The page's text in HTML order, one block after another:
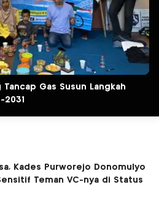
Tancap Gas Susun Langkah
Kades Purworejo Donomulyo
Teman VC-nya di Status